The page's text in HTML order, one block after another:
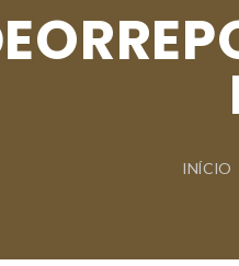
INÍCIO